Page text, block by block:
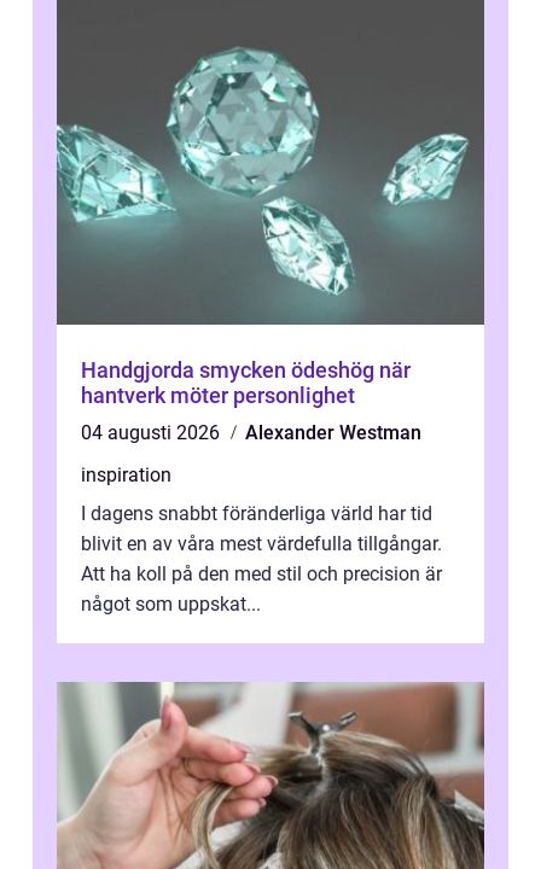
Handgjorda smycken ödeshög när
hantverk möter personlighet
04 augusti 2026
Alexander Westman
inspiration
I dagens snabbt föränderliga värld har tid
blivit en av våra mest värdefulla tillgångar.
Att ha koll på den med stil och precision är
något som uppskat...